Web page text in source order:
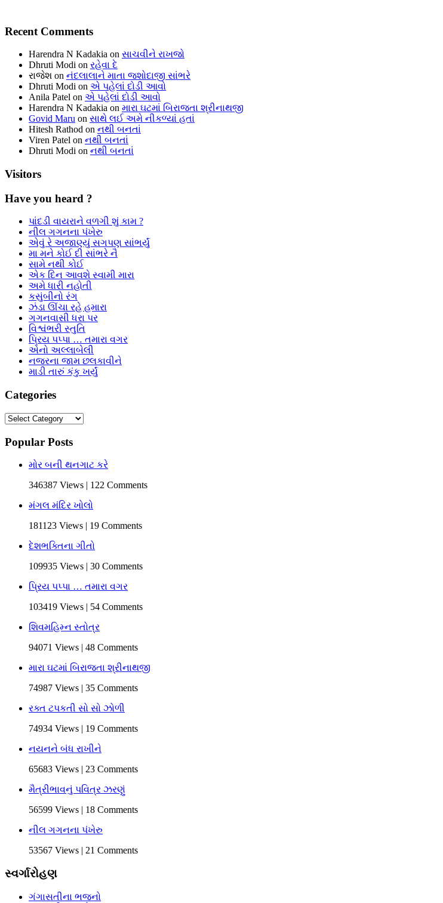
Recent Comments
Harendra N Kadakia on સાચવીને રાખજો
Dhruti Modi on રહેવા દે
રાજેશ on નંદલાલાને માતા જશોદાજી સાંભરે
Dhruti Modi on એ પહેલાં દોડી આવો
Anila Patel on એ પહેલાં દોડી આવો
Harendra N Kadakia on મારા ઘટમાં બિરાજતા શ્રીનાથજી
Govid Maru on સાથે લઈ અમે નીકળ્યાં હતાં
Hitesh Rathod on નથી બનતાં
Viren Patel on નથી બનતાં
Dhruti Modi on નથી બનતાં
Visitors
Have you heard ?
પાંદડી વાયરાને વળગી શું કામ ?
નીલ ગગનના પંખેરુ
એવું રે અજાણ્યું સગપણ સાંભર્યું
મા મને કોઈ દી સાંભરે નૈ
સામે નથી કોઈ
એક દિન આવશે સ્વામી મારા
અમે ધારી નહોતી
કસુંબીનો રંગ
ઝંડા ઊંચા રહે હમારા
ગગનવાસી ધરા પર
વિશ્વંભરી સ્તુતિ
પ્રિય પપ્પા … તમારા વગર
એનો અલ્લાબેલી
નજરના જામ છલકાવીને
માડી તારું કંકુ ખર્યું
Categories
Categories
Popular Posts
મોર બની થનગાટ કરે
346387 Views | 122 Comments
મંગલ મંદિર ખોલો
181123 Views | 19 Comments
દેશભક્તિના ગીતો
109935 Views | 30 Comments
પ્રિય પપ્પા … તમારા વગર
103419 Views | 54 Comments
શિવમહિમ્ન સ્તોત્ર
94071 Views | 48 Comments
મારા ઘટમાં બિરાજતા શ્રીનાથજી
74987 Views | 35 Comments
રક્ત ટપકતી સો સો ઝોળી
74934 Views | 19 Comments
નયનને બંધ રાખીને
65683 Views | 23 Comments
મૈત્રીભાવનું પવિત્ર ઝરણું
56599 Views | 18 Comments
નીલ ગગનના પંખેરુ
53567 Views | 21 Comments
સ્વર્ગારોહણ
ગંગાસતીના ભજનો